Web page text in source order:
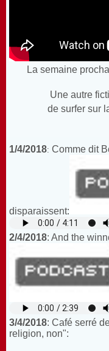
La semaine
Une autre
de surfer sur
1/4/2018: Comme dit
disparaissent:
2/4/2018: And the
3/4/2018: Café serré
religion, non":